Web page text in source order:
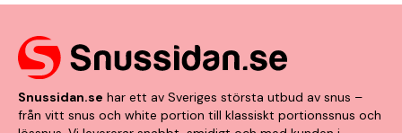
Snussidan.se har ett av Sveriges största utbud av snus –
från vitt snus och white portion till klassiskt portionssnus och